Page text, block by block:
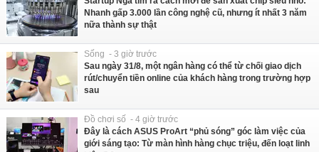
Nhanh gấp 3.000 lần công nghệ cũ, nhưng ít nhất 3 năm
nữa thành sự thật
Sống - 3 giờ trước
Sau ngày 31/8, một ngân hàng có thể từ chối giao dịch
rút/chuyển tiền online của khách hàng trong trường hợp
sau
Đồ chơi số - 4 giờ trước
Đây là cách ASUS ProArt “phủ sóng” góc làm việc của
giới sáng tạo: Từ màn hình hàng chục triệu, đến loạt linh